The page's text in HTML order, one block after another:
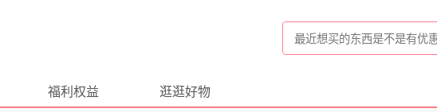
福利权益 逛逛好物